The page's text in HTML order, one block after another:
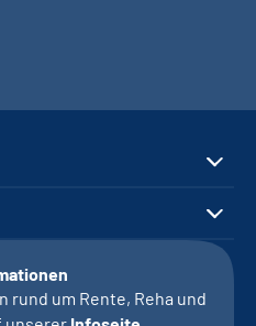
rund um Rente, Reha und